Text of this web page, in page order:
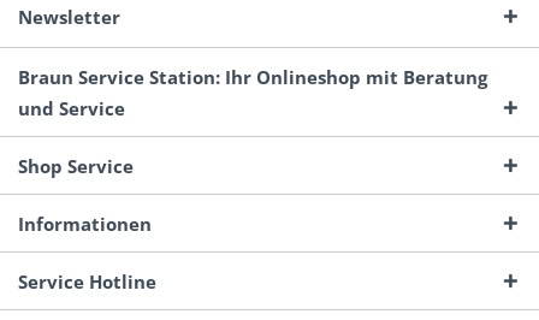
Newsletter
Braun Service Station: Ihr Onlineshop mit Beratung
und Service
Shop Service
Informationen
Service Hotline